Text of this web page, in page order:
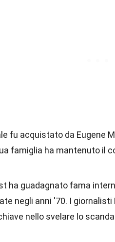
fu acquistato da Eugene
famiglia ha mantenuto il
ha guadagnato fama
negli anni '70. I giornalisti
nello svelare lo